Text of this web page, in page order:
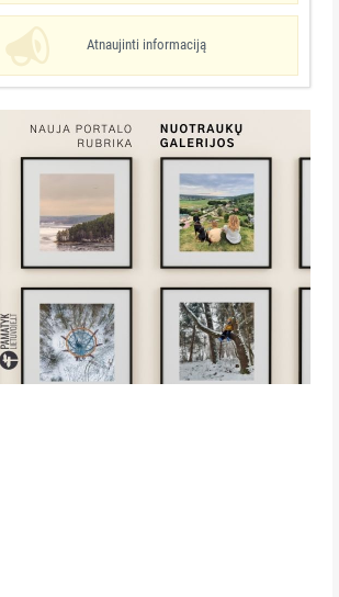
Atnaujinti informaciją